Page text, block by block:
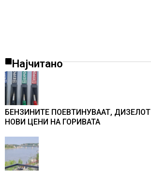
Најчитано
БЕНЗИНИТЕ ПОЕВТИНУВААТ,
НОВИ ЦЕНИ НА ГОРИВАТА